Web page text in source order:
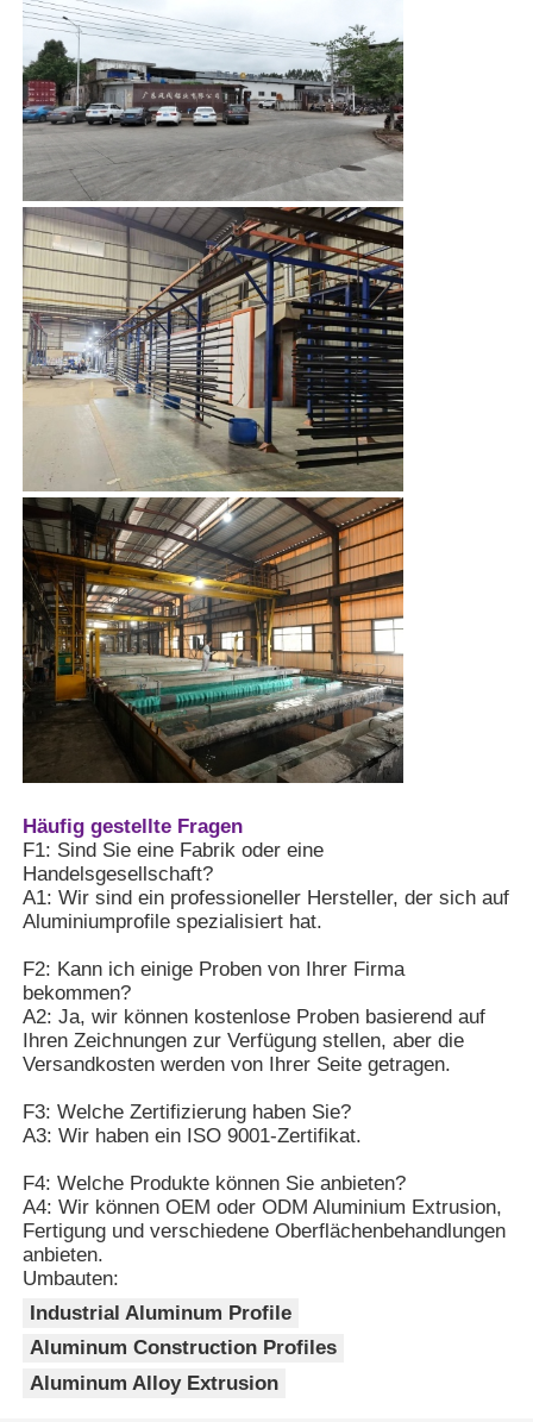
Werksbesichtigung
Qualitätskontrolle
Kontaktieren Sie uns
Neuigkeiten
Angebot anfordern
Extrusionsaluminiumprofile
Aluminium Küchenprofile
Aluminiumfenster-Profile
Aluminium-Türprofile
Industriealuminium-Extrusion
Zubehör für Aluminiumprofile
Flügelfensterprofile
Fassadenprofile
Poliertes Aluminiumprofil
hölzernes Endaluminiumprofile
Profile aus Aluminium
Profile für die Extrusion von Aluminium-
Vorteile
ermöglichen eine effiziente
Spannungsdispersion und
bieten eine starke
Widerstandsfähigkeit
gegen Winddruck und
Verformung.
2Das
Extrusionsgussverfahren
kann komplexe
Querschnitte erzielen und
die funktionalen
Anforderungen
verschiedener Szenarien
wie Türen und Fenster,
Rahmen und Dekorationen
genau erfüllen.
3Aluminium ist ein hoch
recycelbares Metall mit
einer Recyclingrate von
mehr als 95%. Der
Energieverbrauch für das
Recycling beträgt nur 5%
des Energieverbrauchs für
die Herstellung von neuem
Aluminium.die den
Konzepten "grüne
Gebäude" und
"kreisförmige Wirtschaft"
entspricht.
4Die Oberfläche kann auf
verschiedene Arten
behandelt werden, mit
Häufig gestellte Fragen
F1: Sind Sie eine Fabrik oder eine
Handelsgesellschaft?
A1: Wir sind ein professioneller Hersteller, der sich auf
Aluminiumprofile spezialisiert hat.
F2: Kann ich einige Proben von Ihrer Firma
bekommen?
A2: Ja, wir können kostenlose Proben basierend auf
Ihren Zeichnungen zur Verfügung stellen, aber die
Versandkosten werden von Ihrer Seite getragen.
F3: Welche Zertifizierung haben Sie?
A3: Wir haben ein ISO 9001-Zertifikat.
F4: Welche Produkte können Sie anbieten?
A4: Wir können OEM oder ODM Aluminium Extrusion,
Fertigung und verschiedene Oberflächenbehandlungen
anbieten.
Umbauten:
Industrial Aluminum Profile
Aluminum Construction Profiles
Aluminum Alloy Extrusion